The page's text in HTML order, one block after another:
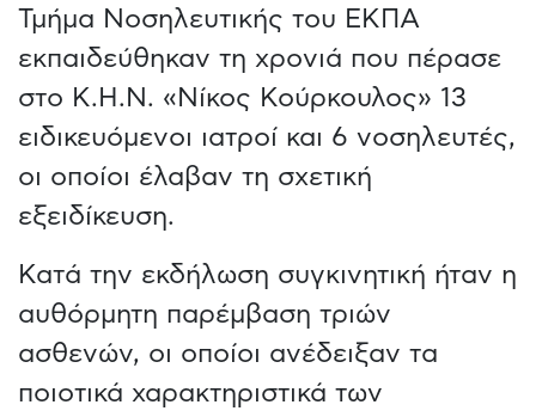
Τμήμα Νοσηλευτικής του ΕΚΠΑ
εκπαιδεύθηκαν τη χρονιά που πέρασε
στο Κ.Η.Ν. «Νίκος Κούρκουλος» 13
ειδικευόμενοι ιατροί και 6 νοσηλευτές,
οι οποίοι έλαβαν τη σχετική
εξειδίκευση.
Κατά την εκδήλωση συγκινητική ήταν η
αυθόρμητη παρέμβαση τριών
ασθενών, οι οποίοι ανέδειξαν τα
ποιοτικά χαρακτηριστικά των